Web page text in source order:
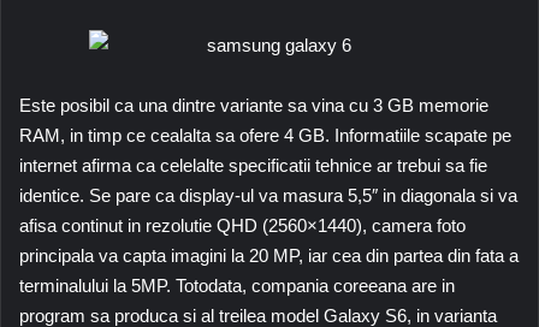
Este posibil ca una dintre variante sa vina cu 3 GB memorie
RAM, in timp ce cealalta sa ofere 4 GB. Informatiile scapate pe
internet afirma ca celelalte specificatii tehnice ar trebui sa fie
identice. Se pare ca display-ul va masura 5,5″ in diagonala si va
afisa continut in rezolutie QHD (2560×1440), camera foto
principala va capta imagini la 20 MP, iar cea din partea din fata a
terminalului la 5MP. Totodata, compania coreeana are in
program sa produca si al treilea model Galaxy S6, in varianta